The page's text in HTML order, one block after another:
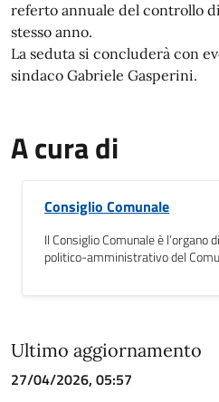
referto annuale del controllo
stesso anno.
La seduta si concluderà con
sindaco Gabriele Gasperini.
A cura di
Consiglio Comunale
Il Consiglio Comunale è l’organo
politico-amministrativo del
Ultimo aggiornamento
27/04/2026, 05:57